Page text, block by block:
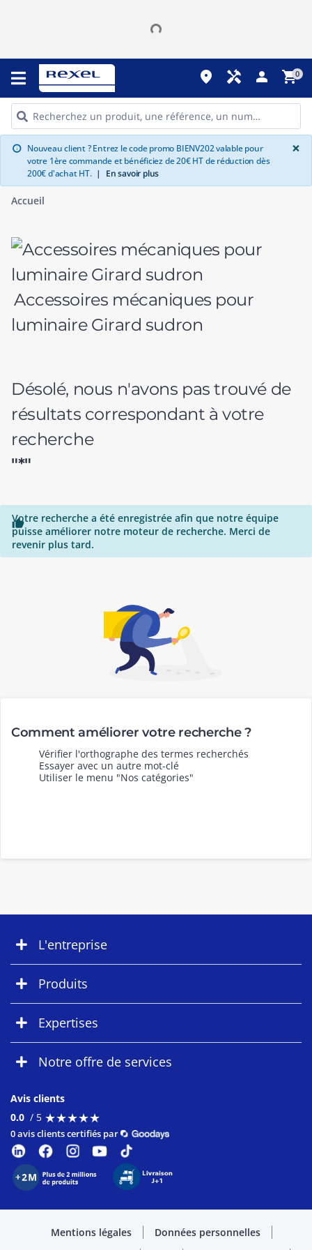
place handyman person shopping_cart0
info Nouveau client ? Entrez le code promo BIENV202 valable pour
votre 1ère commande et bénéficiez de 20€ HT de réduction dès
200€ d'achat HT. | En savoir plus
×
Accueil
Accessoires mécaniques pour
luminaire Girard sudron
Désolé, nous n'avons pas trouvé de
résultats correspondant à votre
recherche
"*"

Votre recherche a été enregistrée afin que notre équipe
puisse améliorer notre moteur de recherche. Merci de
revenir plus tard.
Comment améliorer votre recherche ?
Vérifier l'orthographe des termes recherchés
Essayer avec un autre mot-clé
Utiliser le menu "Nos catégories"
L'entreprise
Produits
Expertises
Notre offre de services
Avis clients
0.0 / 5 ★★★★★
★★★★★
0 avis clients certifiés par
Mentions légales
Données personnelles